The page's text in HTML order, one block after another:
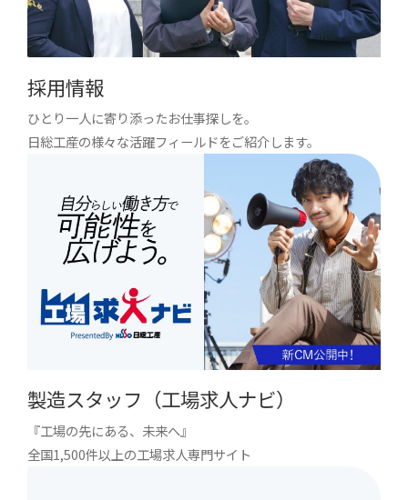
採用情報
ひとり一人に寄り添ったお仕事探しを。
日総工産の様々な活躍フィールドをご紹介します。
製造スタッフ（工場求人ナビ）
『工場の先にある、未来へ』
全国1,500件以上の工場求人専門サイト